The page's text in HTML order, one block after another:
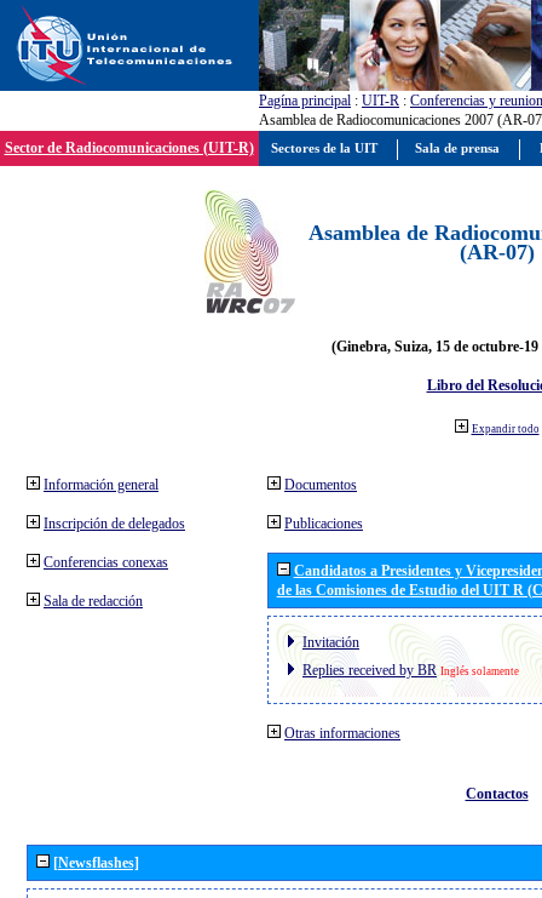
Pagína principal : UIT-R : Conferencias y
Asamblea de Radiocomunicaciones 2007 (AR-
Sector de Radiocomunicaciones (UIT-R)
Asamblea de
(AR-07)
(Ginebra, Suiza, 15 de octubre-19
Libro del
Expandir todo
Información general
Inscripción de delegados
Conferencias conexas
Sala de redacción
Documentos
Publicaciones
Candidatos a Presidentes y
de las Comisiones de Estudio del UIT R
Invitación
Replies received by BR Inglés solamente
Otras informaciones
Contactos
[Newsflashes]
Sectores de la UIT Sala de prensa